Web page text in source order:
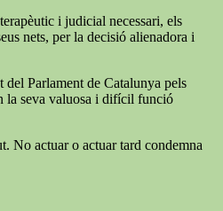
i judicial necessari, els
nets, per la decisió alienadora i
del Parlament de Catalunya pels
la seva valuosa i difícil funció
No actuar o actuar tard condemna